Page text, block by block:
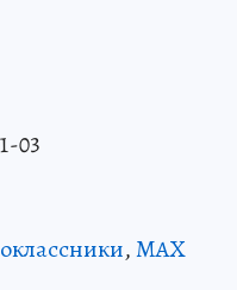
03
,MAX